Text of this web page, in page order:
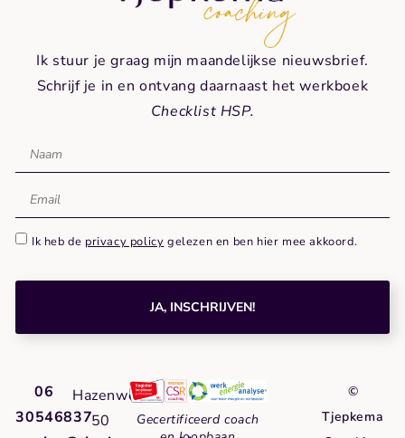
Ik stuur je graag mijn maandelijkse nieuwsbrief.
Schrijf je in en ontvang daarnaast het werkboek
Checklist HSP.
Ik heb de privacy policy gelezen en ben hier mee akkoord.
JA, INSCHRIJVEN!
06
30546837
Hazenweg
50
Gecertificeerd coach
©
Tjepkema